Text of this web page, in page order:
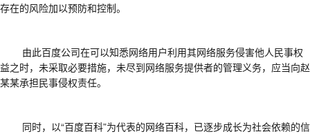
存在的风险加以预防和控制。
由此百度公司在可以知悉网络用户利用其网络服务侵害他人民事权
益之时，未采取必要措施，未尽到网络服务提供者的管理义务，应当向赵
某某承担民事侵权责任。
同时，以“百度百科”为代表的网络百科，已逐步成长为社会依赖的信